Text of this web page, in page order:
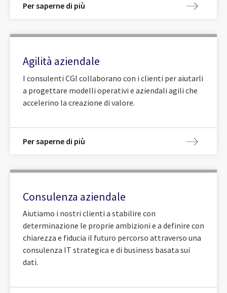
Per saperne di più
Agilità aziendale
I consulenti CGI collaborano con i clienti per aiutarli
a progettare modelli operativi e aziendali agili che
accelerino la creazione di valore.
Per saperne di più
Consulenza aziendale
Aiutiamo i nostri clienti a stabilire con
determinazione le proprie ambizioni e a definire con
chiarezza e fiducia il futuro percorso attraverso una
consulenza IT strategica e di business basata sui
dati.